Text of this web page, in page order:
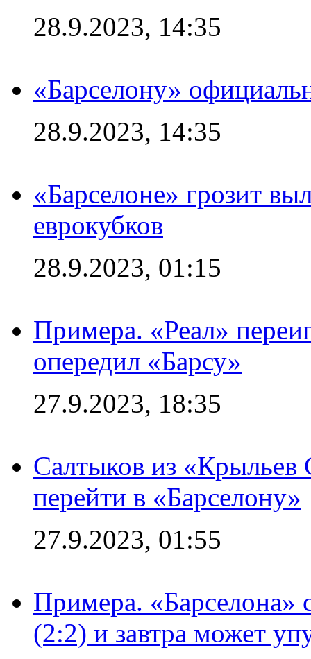
28.9.2023, 14:35
«Барселону»
28.9.2023, 14:35
«Барселоне» грозит
еврокубков
28.9.2023, 01:15
Примера. «Реал»
опередил «Барсу»
27.9.2023, 18:35
Салтыков из «Крыльев
перейти в «Барселону»
27.9.2023, 01:55
Примера. «Барселона»
(2:2) и завтра может